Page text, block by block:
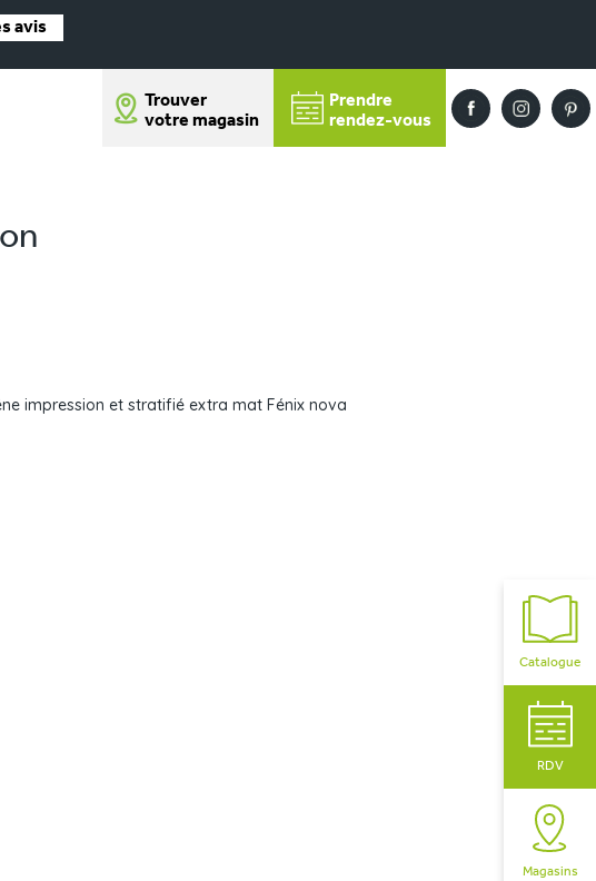
avis
Trouver
votre magasin
Prendre
rendez-vous
Catalogue
RDV
Magasins
impression et stratifié extra mat Fénix nova